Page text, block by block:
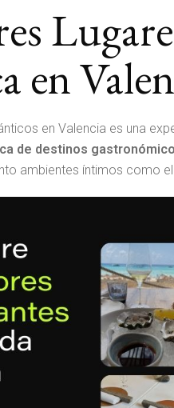
en
en Valencia es una
de destinos
ambientes íntimos como